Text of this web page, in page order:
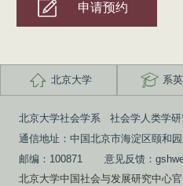
申请预约
北京大学 系
北京大学社会学系 社会学人类学
通信地址：中国北京市海淀区颐和
邮编：100871 意见反馈：
北京大学中国社会与发展研究中心